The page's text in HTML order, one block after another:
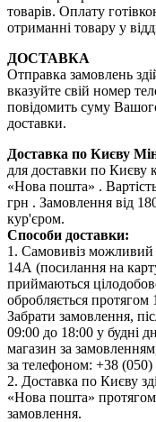
товарів. Оплату
отриманні товару у
ДОСТАВКА
Отправка замовлень
вказуйте свій номер
повідомить суму
доставки.
Доставка по Києву
для доставки по Києву
«Нова пошта» .
грн . Замовлення від
кур'єром.
Способи доставки:
1. Самовивіз можливий
14А (посилання на
приймаються
обробляється
Забрати замовлення,
09:00 до 18:00 у будні
магазин за
за телефоном: +38
2. Доставка по Києву
«Нова пошта»
замовлення.